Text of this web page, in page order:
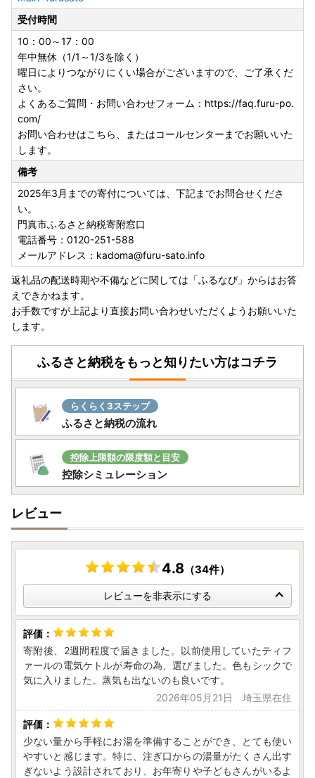
受付時間
10：00～17：00
年中無休（1/1～1/3を除く）
曜日によりつながりにくい場合がございますので、ご了承くだ
さい。
よくあるご質問・お問い合わせフォーム：https://faq.furu-po.
com/
お問い合わせはこちら、またはコールセンターまでお願いいた
します。
備考
2025年3月までの寄付については、下記までお問合せくださ
い。
門真市ふるさと納税寄附窓口
電話番号：0120-251-588
メールアドレス：kadoma@furu-sato.info
返礼品の配送時期や不備などに関しては「ふるなび」からはお答
えできかねます。
お手数ですが上記より直接お問い合わせいただくようお願いいた
します。
ふるさと納税をもっと知りたい方はコチラ
らくらく3ステップ
ふるさと納税の流れ
控除上限額の限度額と目安
控除シミュレーション
レビュー
4.8 （34件）
レビューを非表示にする
寄附後、2週間程度で届きました。以前使用していたティフ
ァールの電気ケトルが寿命の為、選びました。色もシックで
気に入りました。蒸気も出ないのも良いです。
2026年05月21日 埼玉県在住
少ない量から手軽にお湯を準備することができ、とても使い
やすいと感じます。特に、注ぎ口からの湯量がたくさん出す
ぎないよう設計されており、お年寄りや子どもさんがいるよ